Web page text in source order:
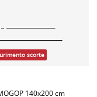
scorte
140x200 cm